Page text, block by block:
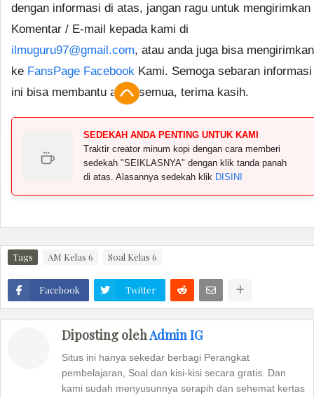
dengan informasi di atas, jangan ragu untuk mengirimkan
Komentar / E-mail kepada kami di
ilmuguru97@gmail.com, atau anda juga bisa mengirimkan
ke FansPage Facebook Kami. Semoga sebaran informasi
ini bisa membantu anda semua, terima kasih.
SEDEKAH ANDA PENTING UNTUK KAMI
Traktir creator minum kopi dengan cara memberi
sedekah "SEIKLASNYA" dengan klik tanda panah
di atas. Alasannya sedekah klik DISINI
Tags AM Kelas 6 Soal Kelas 6
Facebook Twitter
Diposting olehAdmin IG
Situs ini hanya sekedar berbagi Perangkat
pembelajaran, Soal dan kisi-kisi secara gratis. Dan
kami sudah menyusunnya serapih dan sehemat kertas